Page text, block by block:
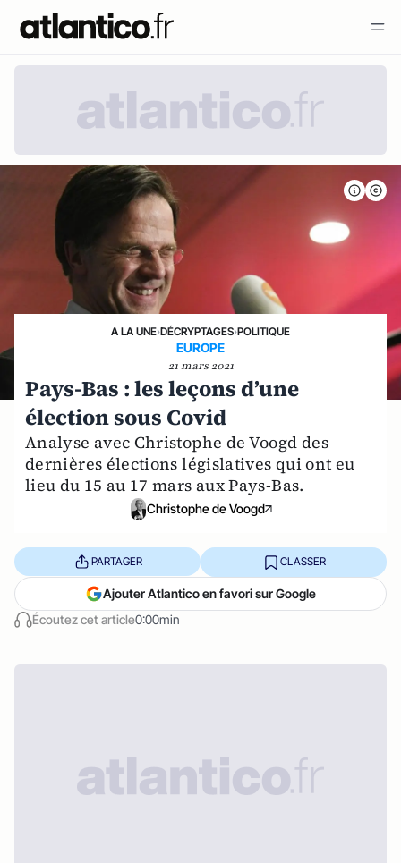
A LA UNE›DÉCRYPTAGES›POLITIQUE
EUROPE
21 mars 2021
Pays-Bas : les leçons d’une
élection sous Covid
Analyse avec Christophe de Voogd des
dernières élections législatives qui ont eu
lieu du 15 au 17 mars aux Pays-Bas.
Christophe de Voogd
Écoutez cet article0:00min
PARTAGER CLASSER
Ajouter Atlantico en favori sur Google